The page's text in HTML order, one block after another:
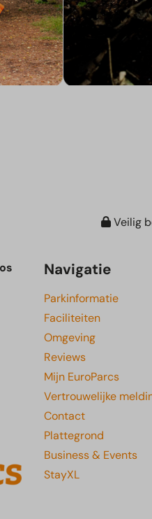
Veilig
Navigatie
Parkinformatie
Faciliteiten
Omgeving
Reviews
Mijn EuroParcs
Vertrouwelijke
Contact
Plattegrond
Business & Events
StayXL